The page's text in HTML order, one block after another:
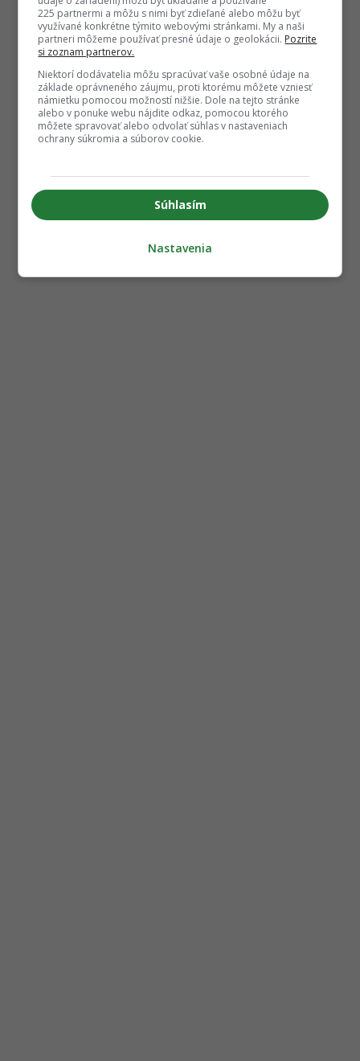
225 partnermi a môžu s nimi byť zdieľané alebo môžu byť
využívané konkrétne týmito webovými stránkami. My a naši
partneri môžeme používať presné údaje o geolokácii. Pozrite
si zoznam partnerov.
Niektorí dodávatelia môžu spracúvať vaše osobné údaje na
základe oprávneného záujmu, proti ktorému môžete vzniesť
námietku pomocou možností nižšie. Dole na tejto stránke
alebo v ponuke webu nájdite odkaz, pomocou ktorého
môžete spravovať alebo odvolať súhlas v nastaveniach
ochrany súkromia a súborov cookie.
Súhlasím
Nastavenia